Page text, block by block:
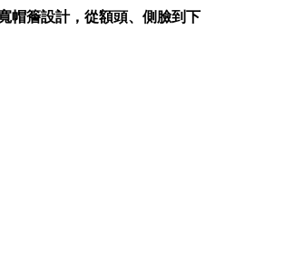
帽簷設計，從額頭、側臉到下